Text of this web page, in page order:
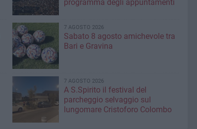
programma degli appuntamenti
7 AGOSTO 2026
Sabato 8 agosto amichevole tra
Bari e Gravina
7 AGOSTO 2026
A S.Spirito il festival del
parcheggio selvaggio sul
lungomare Cristoforo Colombo